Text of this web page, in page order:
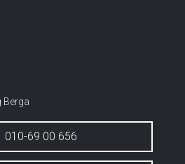
Berga
010-69 00 656